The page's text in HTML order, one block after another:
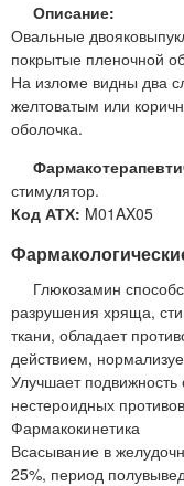
Описание:
Овальные
покрытые пленочной
На изломе видны два
желтоватым или
оболочка.
стимулятор.
Код АТХ: M01AX05
Глюкозамин
разрушения хряща,
ткани, обладает
действием,
Улучшает подвижность
нестероидных
Фармакокинетика
Всасывание в
25%, период